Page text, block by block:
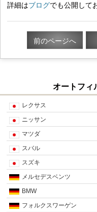
詳細はブログでも公開して
前のページへ
オートフィ
レクサス
ニッサン
マツダ
スバル
スズキ
メルセデスベンツ
BMW
フォルクスワーゲン